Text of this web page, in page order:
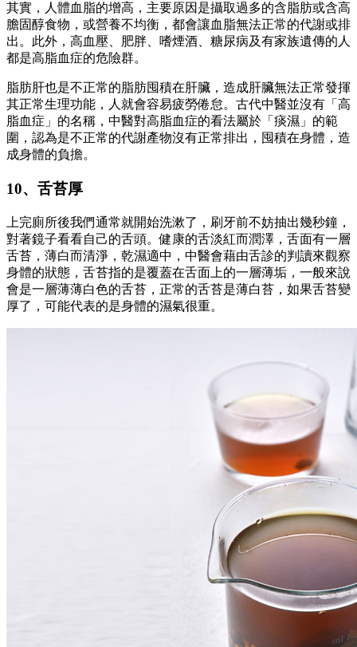
其實，人體血脂的增高，主要原因是攝取過多的含脂肪或含高
膽固醇食物，或營養不均衡，都會讓血脂無法正常的代謝或排
出。此外，高血壓、肥胖、嗜煙酒、糖尿病及有家族遺傳的人
都是高脂血症的危險群。
脂肪肝也是不正常的脂肪囤積在肝臟，造成肝臟無法正常發揮
其正常生理功能，人就會容易疲勞倦怠。古代中醫並沒有「高
脂血症」的名稱，中醫對高脂血症的看法屬於「痰濕」的範
圍，認為是不正常的代謝產物沒有正常排出，囤積在身體，造
成身體的負擔。
10、舌苔厚
上完廁所後我們通常就開始洗漱了，刷牙前不妨抽出幾秒鐘，
對著鏡子看看自己的舌頭。健康的舌淡紅而潤澤，舌面有一層
舌苔，薄白而清淨，乾濕適中，中醫會藉由舌診的判讀來觀察
身體的狀態，舌苔指的是覆蓋在舌面上的一層薄垢，一般來說
會是一層薄薄白色的舌苔，正常的舌苔是薄白苔，如果舌苔變
厚了，可能代表的是身體的濕氣很重。